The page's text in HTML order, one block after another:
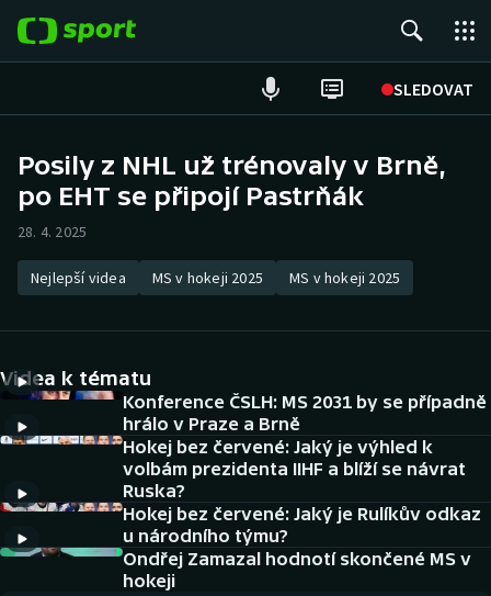
SLEDOVAT
Hokej
Atletika
DALŠÍ SPORTY
Americký fotbal
Baseball a softbal
Basketbal
NEPŘEHLÉDNĚTE
Soutěže
Historické návraty
Posily z NHL už trénovaly v Brně,
po EHT se připojí Pastrňák
28. 4. 2025
Nejlepší videa MS v hokeji 2025 MS v hokeji 2025
Videa k tématu
Konference ČSLH: MS 2031 by se případně
hrálo v Praze a Brně
Hokej bez červené: Jaký je výhled k
volbám prezidenta IIHF a blíží se návrat
Ruska?
Hokej bez červené: Jaký je Rulíkův odkaz
u národního týmu?
Ondřej Zamazal hodnotí skončené MS v
hokeji